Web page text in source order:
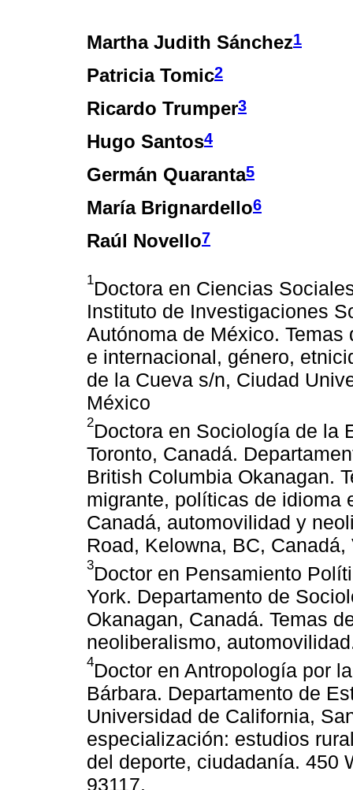
Martha Judith Sánchez1
Patricia Tomic2
Ricardo Trumper3
Hugo Santos4
Germán Quaranta5
María Brignardello6
Raúl Novello7
1Doctora en Ciencias
Instituto de Investigaciones
Autónoma de México.
e internacional, género,
de la Cueva s/n, Ciudad
México
2Doctora en Sociología de la
Toronto, Canadá.
British Columbia Okanagan.
migrante, políticas de idioma
Canadá, automovilidad y
Road, Kelowna, BC, Canadá,
3Doctor en Pensamiento
York. Departamento de
Okanagan, Canadá. Temas
neoliberalismo,
4Doctor en Antropología por
Bárbara. Departamento de
Universidad de California,
especialización: estudios
del deporte, ciudadanía. 450
93117.